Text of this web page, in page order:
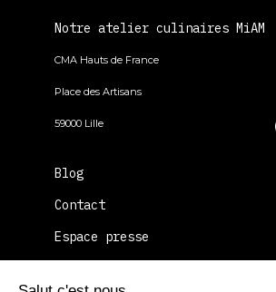
Notre atelier culinaires MiAM
CMA Hauts de France
Place des Artisans
59000 Lille
Blog
Contact
Espace presse